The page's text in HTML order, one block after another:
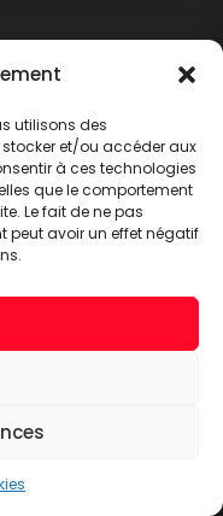
utilisons des
et/ou accéder aux
à ces technologies
que le comportement
Le fait de ne pas
peut avoir un effet négatif